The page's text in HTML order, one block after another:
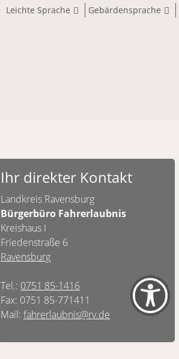
Leichte Sprache Gebärdensprache
Ihr direkter Kontakt
Landkreis Ravensburg
Bürgerbüro Fahrerlaubnis
Kreishaus I
Friedenstraße 6
Ravensburg
Tel.: 0751 85-1416
Fax: 0751 85-771411
Mail: fahrerlaubnis@rv.de